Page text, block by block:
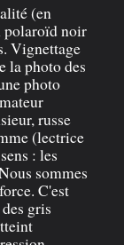
(en
polaroïd noir
Vignettage
la photo des
photo
russe
(lectrice
: les
sommes
C'est
gris